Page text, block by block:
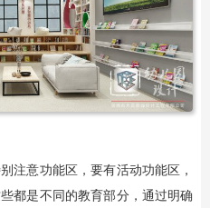
注意功能区，要有活动功能区，
都是不同的教育部分，通过明确